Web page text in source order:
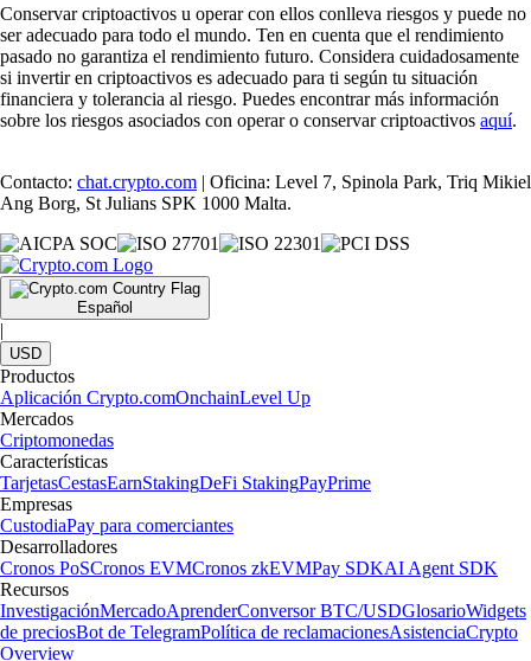
Conservar criptoactivos u operar con ellos conlleva riesgos y puede no
ser adecuado para todo el mundo. Ten en cuenta que el rendimiento
pasado no garantiza el rendimiento futuro. Considera cuidadosamente
si invertir en criptoactivos es adecuado para ti según tu situación
financiera y tolerancia al riesgo. Puedes encontrar más información
sobre los riesgos asociados con operar o conservar criptoactivos aquí.
Contacto: chat.crypto.com | Oficina: Level 7, Spinola Park, Triq Mikiel
Ang Borg, St Julians SPK 1000 Malta.
Español
|
USD
Productos
Aplicación Crypto.comOnchainLevel Up
Mercados
Criptomonedas
Características
TarjetasCestasEarnStakingDeFi StakingPayPrime
Empresas
CustodiaPay para comerciantes
Desarrolladores
Cronos PoSCronos EVMCronos zkEVMPay SDKAI Agent SDK
Recursos
InvestigaciónMercadoAprenderConversor BTC/USDGlosarioWidgets
de preciosBot de TelegramPolítica de reclamacionesAsistenciaCrypto
Overview